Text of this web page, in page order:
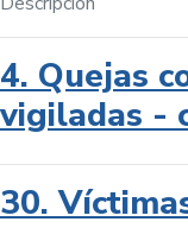
4. Quejas
vigiladas -
30.